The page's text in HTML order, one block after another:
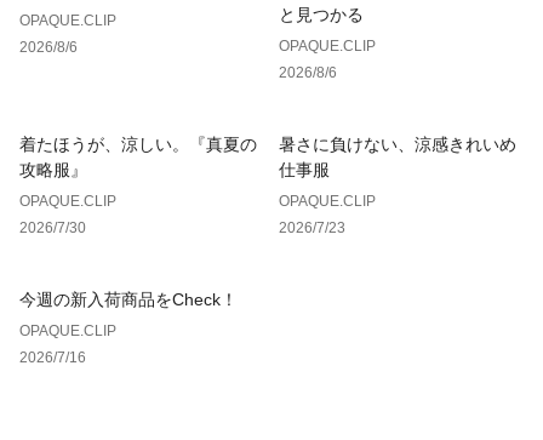
OPAQUE.CLIP
2026/8/6
と見つかる
OPAQUE.CLIP
2026/8/6
着たほうが、涼しい。『真夏の
攻略服』
OPAQUE.CLIP
2026/7/30
暑さに負けない、涼感きれいめ
仕事服
OPAQUE.CLIP
2026/7/23
今週の新入荷商品をCheck！
OPAQUE.CLIP
2026/7/16